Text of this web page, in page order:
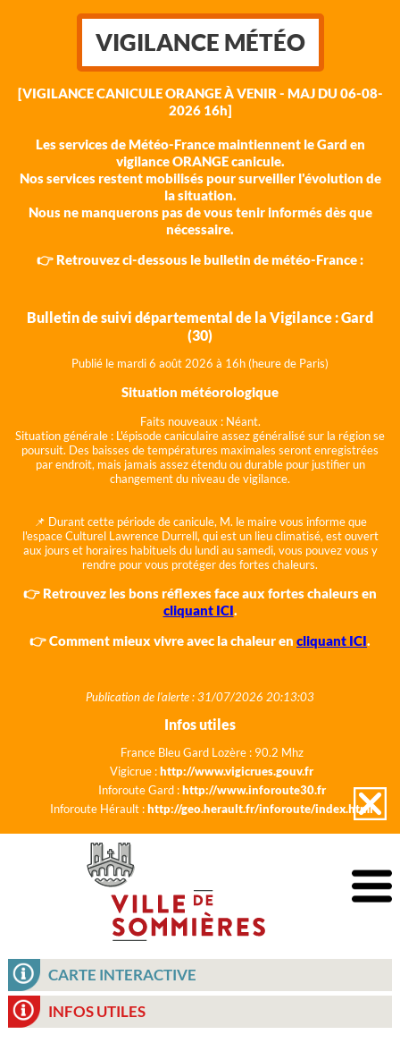
VIGILANCE MÉTÉO
[VIGILANCE CANICULE ORANGE À VENIR - MAJ DU 06-08-
2026 16h]
Les services de Météo-France maintiennent le Gard en
vigilance ORANGE canicule.
Nos services restent mobilisés pour surveiller l'évolution de
la situation.
Nous ne manquerons pas de vous tenir informés dès que
nécessaire.
👉 Retrouvez ci-dessous le bulletin de météo-France :
Bulletin de suivi départemental de la Vigilance : Gard
(30)
Publié le mardi 6 août 2026 à 16h (heure de Paris)
Situation météorologique
Faits nouveaux : Néant.
Situation générale : L'épisode caniculaire assez généralisé sur la région se
poursuit. Des baisses de températures maximales seront enregistrées
par endroit, mais jamais assez étendu ou durable pour justifier un
changement du niveau de vigilance.
📌 Durant cette période de canicule, M. le maire vous informe que
l'espace Culturel Lawrence Durrell, qui est un lieu climatisé, est ouvert
aux jours et horaires habituels du lundi au samedi, vous pouvez vous y
rendre pour vous protéger des fortes chaleurs.
👉 Retrouvez les bons réflexes face aux fortes chaleurs en
cliquant ICI.
👉 Comment mieux vivre avec la chaleur en cliquant ICI.
Publication de l'alerte : 31/07/2026 20:13:03
Infos utiles
France Bleu Gard Lozère : 90.2 Mhz
Vigicrue :http://www.vigicrues.gouv.fr
Inforoute Gard :http://www.inforoute30.fr
Inforoute Hérault :http://geo.herault.fr/inforoute/index.html
CARTE INTERACTIVE
INFOS UTILES